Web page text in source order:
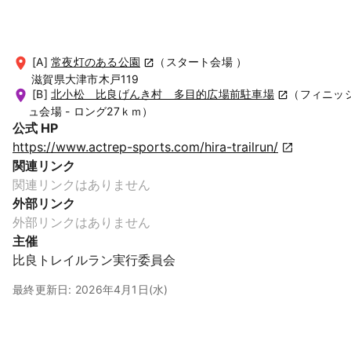
[A] 常夜灯のある公園
（スタート会場 ）
滋賀県大津市木戸119
[B] 北小松 比良げんき村 多目的広場前駐車場
（フィニッ
ュ会場 - ロング27ｋｍ）
公式 HP
https://www.actrep-sports.com/hira-trailrun/
関連リンク
関連リンクはありません
外部リンク
外部リンクはありません
主催
比良トレイルラン実行委員会
最終更新日: 2026年4月1日(水)